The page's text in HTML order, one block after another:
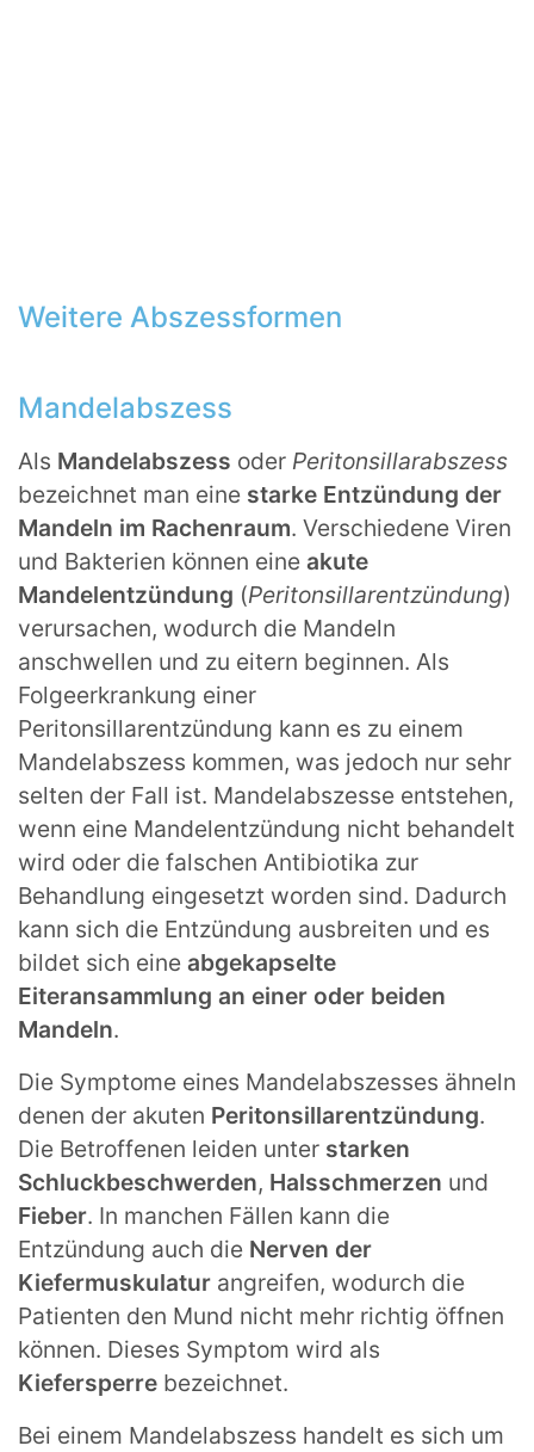
Weitere Abszessformen
Mandelabszess
Als Mandelabszess oder Peritonsillarabszess
bezeichnet man eine starke Entzündung der
Mandeln im Rachenraum. Verschiedene Viren
und Bakterien können eine akute
Mandelentzündung (Peritonsillarentzündung)
verursachen, wodurch die Mandeln
anschwellen und zu eitern beginnen. Als
Folgeerkrankung einer
Peritonsillarentzündung kann es zu einem
Mandelabszess kommen, was jedoch nur sehr
selten der Fall ist. Mandelabszesse entstehen,
wenn eine Mandelentzündung nicht behandelt
wird oder die falschen Antibiotika zur
Behandlung eingesetzt worden sind. Dadurch
kann sich die Entzündung ausbreiten und es
bildet sich eine abgekapselte
Eiteransammlung an einer oder beiden
Mandeln.
Die Symptome eines Mandelabszesses ähneln
denen der akuten Peritonsillarentzündung.
Die Betroffenen leiden unter starken
Schluckbeschwerden, Halsschmerzen und
Fieber. In manchen Fällen kann die
Entzündung auch die Nerven der
Kiefermuskulatur angreifen, wodurch die
Patienten den Mund nicht mehr richtig öffnen
können. Dieses Symptom wird als
Kiefersperre bezeichnet.
Bei einem Mandelabszess handelt es sich um